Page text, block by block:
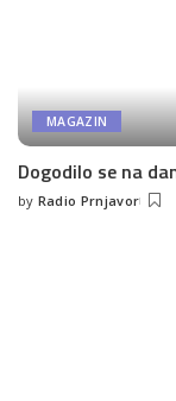
MAGAZIN
Dogodilo se na
Posted
by Radio Prnjavor